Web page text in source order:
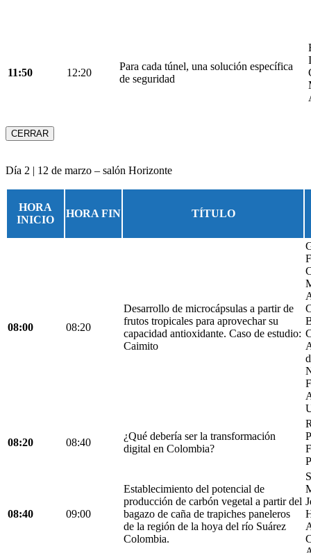
11:50 12:20
Para cada túnel, una solución específica
de seguridad
CERRAR
Día 2 | 12 de marzo – salón Horizonte
HORA
INICIO
HORA FIN TÍTULO
08:00 08:20
Desarrollo de microcápsulas a partir de
frutos tropicales para aprovechar su
capacidad antioxidante. Caso de estudio:
Caimito
08:20 08:40
¿Qué debería ser la transformación
digital en Colombia?
08:40 09:00
Establecimiento del potencial de
producción de carbón vegetal a partir del
bagazo de caña de trapiches paneleros
de la región de la hoya del río Suárez
Colombia.